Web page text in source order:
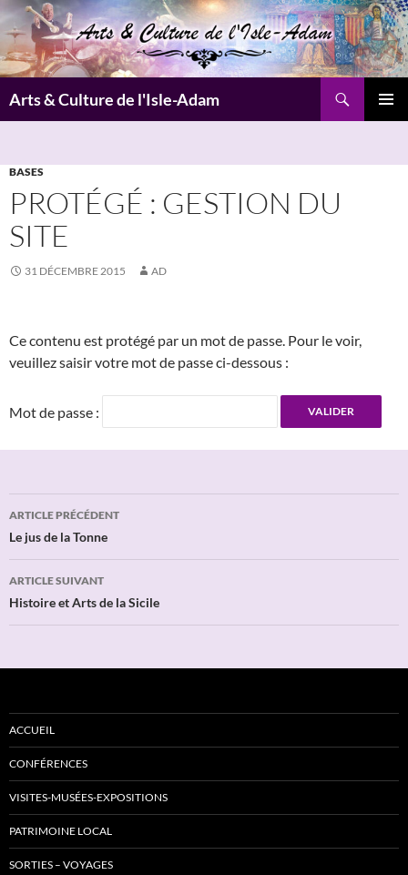
Aller
au
contenu
Arts & Culture de l'Isle-Adam
BASES
PROTÉGÉ : GESTION DU
SITE
31 DÉCEMBRE 2015 AD
Ce contenu est protégé par un mot de passe. Pour le voir,
veuillez saisir votre mot de passe ci-dessous :
Mot de passe :
Navigation
des
articles
ARTICLE PRÉCÉDENT
Le jus de la Tonne
ARTICLE SUIVANT
Histoire et Arts de la Sicile
ACCUEIL
CONFÉRENCES
VISITES-MUSÉES-EXPOSITIONS
PATRIMOINE LOCAL
SORTIES – VOYAGES